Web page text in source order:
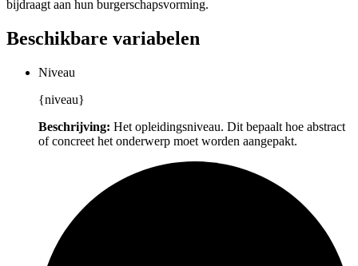
bijdraagt aan hun burgerschapsvorming.
Beschikbare variabelen
Niveau
{niveau}
Beschrijving: Het opleidingsniveau. Dit bepaalt hoe abstract
of concreet het onderwerp moet worden aangepakt.